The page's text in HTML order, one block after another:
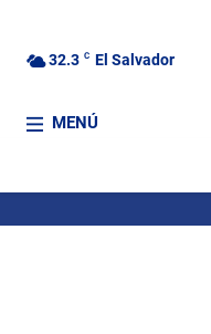
32.3 C El Salvador
MENÚ